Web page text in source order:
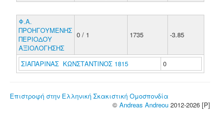
Φ.Α.
ΠΡΟΗΓΟΥΜΕΝΗΣ
ΠΕΡΙΟΔΟΥ
ΑΞΙΟΛΟΓΗΣΗΣ
0 / 1 1735 -3.85
ΣΙΑΠΑΡΙΝΑΣ ΚΩΝΣΤΑΝΤΙΝΟΣ 1815 0
Επιστροφή στην Ελληνική Σκακιστική Ομοσπονδία
© Andreas Andreou 2012-2026 [P]